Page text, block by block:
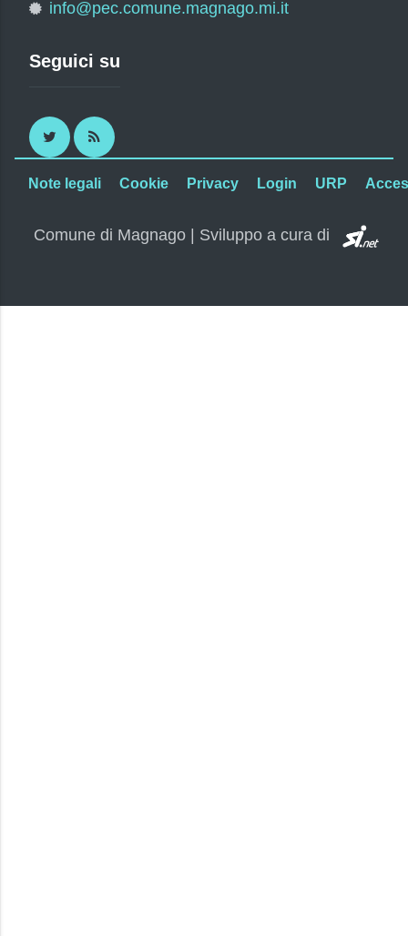
info@pec.comune.magnago.mi.it
Seguici su
Twitter RSS
Note legali Cookie Privacy Login URP
Comune di Magnago | Sviluppo a cura di